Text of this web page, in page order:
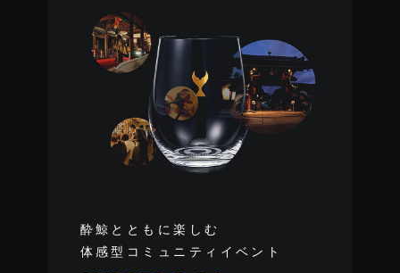
酔鯨とともに楽しむ
体感型コミュニティイベント